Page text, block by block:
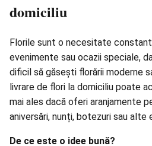
domiciliu
Florile sunt o necesitate
evenimente sau ocazii speciale,
dificil să găsești florării moderne
livrare de flori la domiciliu poate
mai ales dacă oferi aranjamente
aniversări, nunți, botezuri sau alte
De ce este o idee bună?